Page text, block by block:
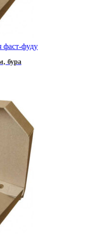
фаст-фуду
бура